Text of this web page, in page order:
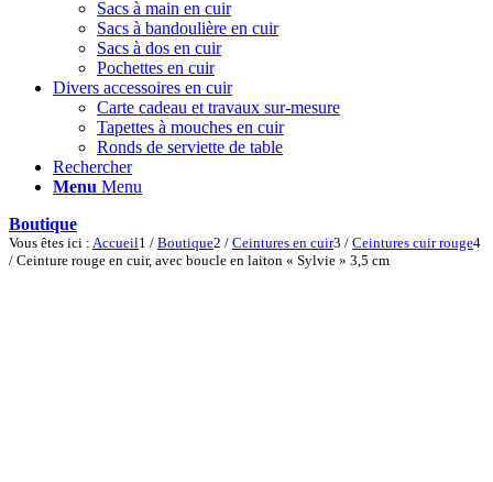
Sacs à main en cuir
Sacs à bandoulière en cuir
Sacs à dos en cuir
Pochettes en cuir
Divers accessoires en cuir
Carte cadeau et travaux sur-mesure
Tapettes à mouches en cuir
Ronds de serviette de table
Rechercher
Menu Menu
Boutique
Vous êtes ici : Accueil1 / Boutique2 / Ceintures en cuir3 / Ceintures cuir rouge4
/ Ceinture rouge en cuir, avec boucle en laiton « Sylvie » 3,5 cm